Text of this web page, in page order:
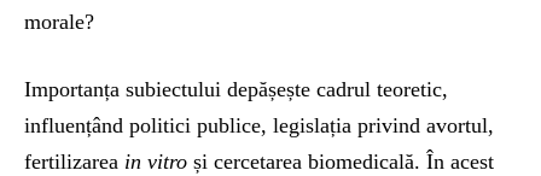
morale?
Importanța subiectului depășește cadrul teoretic,
influențând politici publice, legislația privind avortul,
fertilizarea in vitro și cercetarea biomedicală. În acest